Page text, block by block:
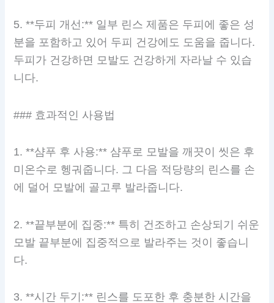
5. **두피 개선:** 일부 린스 제품은 두피에 좋은 성
분을 포함하고 있어 두피 건강에도 도움을 줍니다.
두피가 건강하면 모발도 건강하게 자라날 수 있습
니다.
### 효과적인 사용법
1. **샴푸 후 사용:** 샴푸로 모발을 깨끗이 씻은 후
미온수로 헹궈줍니다. 그 다음 적당량의 린스를 손
에 덜어 모발에 골고루 발라줍니다.
2. **끝부분에 집중:** 특히 건조하고 손상되기 쉬운
모발 끝부분에 집중적으로 발라주는 것이 좋습니
다.
3. **시간 두기:** 린스를 도포한 후 충분한 시간을